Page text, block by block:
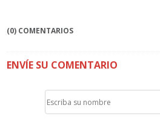
(0) COMENTARIOS
ENVÍE SU COMENTARIO